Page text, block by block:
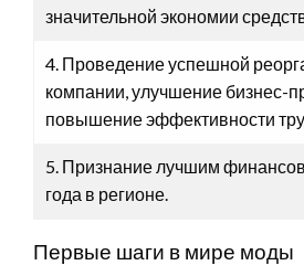
значительной экономии
4. Проведение успешной
компании, улучшение бизнес-
повышение эффективности
5. Признание лучшим
года в регионе.
Первые шаги в мире моды